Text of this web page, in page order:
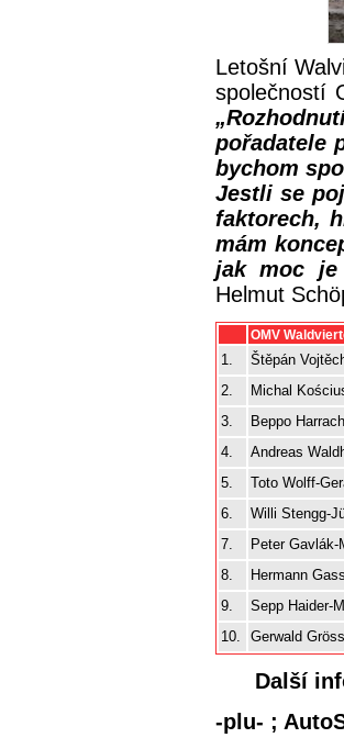
Letošní
společností
pořadatele
bychom
Jestli se
faktorech,
mám
jak moc je
Helmut
OMV
1.
Štěpán
2.
Michal
3.
Beppo
4.
Andreas
5.
Toto Wolff-
6.
Willi Stengg-
7.
Peter Gavlák-
8.
Hermann
9.
Sepp Haider-
10.
Gerwald
Další
-plu- ;